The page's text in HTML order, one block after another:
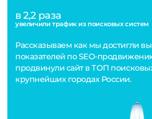
в 2,2 раза
увеличили трафик из поисковых систем
Рассказываем как мы достигли
показателей по SEO-
продвинули сайт в ТОП
крупнейших городах России.